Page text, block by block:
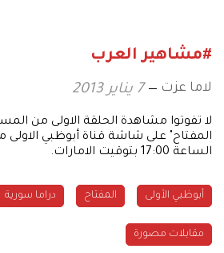
#مشاهير العرب
لاما عزت 7 يناير 2013
لا تفوتوا مشاهدة الحلقة الاولى من
المفتاح" على شاشة قناة أبوظبي الاولى
الساعة 17:00 بتوقيت الامارات.
أبوظبي الأولى المفتاح دراما سورية
مقابلات مصورة